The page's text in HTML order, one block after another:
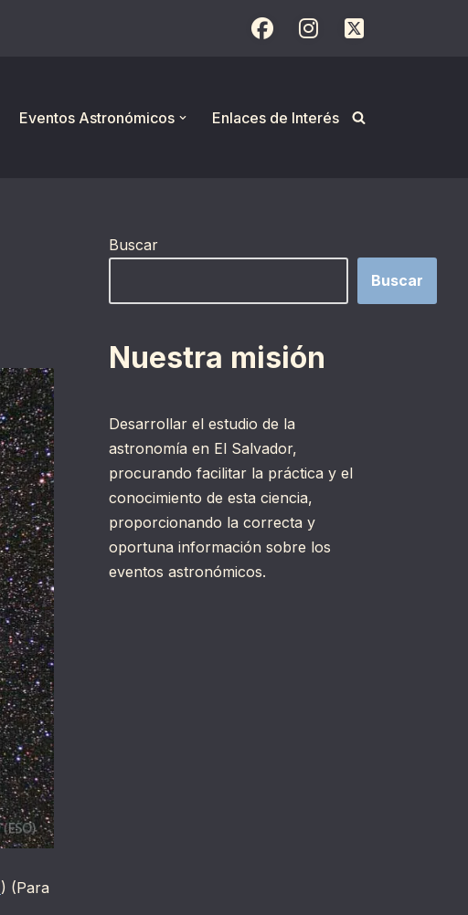
Eventos Astronómicos Enlaces de Interés
) (Para
Buscar
Buscar
Nuestra misión
Desarrollar el estudio de la
astronomía en El Salvador,
procurando facilitar la práctica y el
conocimiento de esta ciencia,
proporcionando la correcta y
oportuna información sobre los
eventos astronómicos.